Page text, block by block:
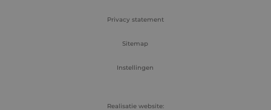
Privacy statement
Sitemap
Instellingen
Realisatie website: